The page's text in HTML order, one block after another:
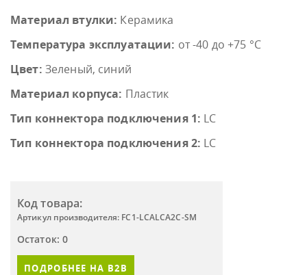
Материал втулки: Керамика
Температура эксплуатации: от -40 до +75 °C
Цвет: Зеленый, синий
Материал корпуса: Пластик
Тип коннектора подключения 1: LC
Тип коннектора подключения 2: LC
Код товара:
Артикул производителя: FC1-LCALCA2C-SM
Остаток: 0
ПОДРОБНЕЕ НА B2B